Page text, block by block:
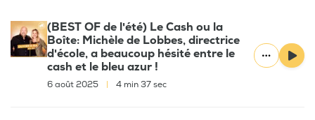
(BEST OF de l'été) Le Cash ou la
Boîte: Michèle de Lobbes, directrice
d'école, a beaucoup hésité entre le
cash et le bleu azur !
6 août 2025 4 min 37 sec